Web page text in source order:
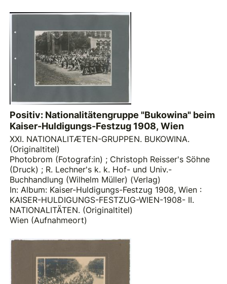
Positiv: Nationalitätengruppe "Bukowina" beim
Kaiser-Huldigungs-Festzug 1908, Wien
XXI. NATIONALITÆTEN-GRUPPEN. BUKOWINA.
(Originaltitel)
Photobrom (Fotograf:in) ; Christoph Reisser's Söhne
(Druck) ; R. Lechner's k. k. Hof- und Univ.-
Buchhandlung (Wilhelm Müller) (Verlag)
In: Album: Kaiser-Huldigungs-Festzug 1908, Wien :
KAISER-HULDIGUNGS-FESTZUG-WIEN-1908- II.
NATIONALITÄTEN. (Originaltitel)
Wien (Aufnahmeort)